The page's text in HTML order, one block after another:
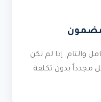
والتام. إذا لم تكن
مجدداً بدون تكلفة